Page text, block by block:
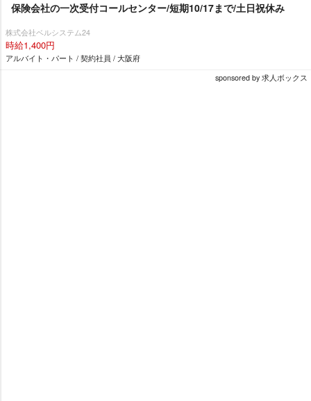
保険会社の一次受付コールセンター/短期10/17まで/土日祝休み
株式会社ベルシステム24
時給1,400円
アルバイト・パート / 契約社員 / 大阪府
sponsored by 求人ボックス